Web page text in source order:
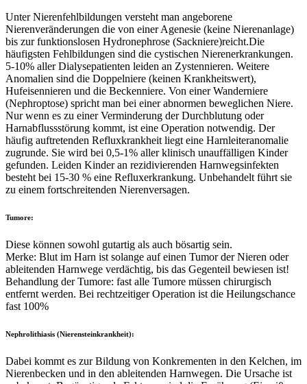
Unter Nierenfehlbildungen versteht man angeborene
Nierenveränderungen die von einer Agenesie (keine Nierenanlage)
bis zur funktionslosen Hydronephrose (Sackniere)reicht.Die
häufigsten Fehlbildungen sind die cystischen Nierenerkrankungen.
5-10% aller Dialysepatienten leiden an Zystennieren. Weitere
Anomalien sind die Doppelniere (keinen Krankheitswert),
Hufeisennieren und die Beckenniere. Von einer Wanderniere
(Nephroptose) spricht man bei einer abnormen beweglichen Niere.
Nur wenn es zu einer Verminderung der Durchblutung oder
Harnabflussstörung kommt, ist eine Operation notwendig. Der
häufig auftretenden Refluxkrankheit liegt eine Harnleiteranomalie
zugrunde. Sie wird bei 0,5-1% aller klinisch unauffälligen Kinder
gefunden. Leiden Kinder an rezidivierenden Harnwegsinfekten
besteht bei 15-30 % eine Refluxerkrankung. Unbehandelt führt sie
zu einem fortschreitenden Nierenversagen.
Tumore:
Diese können sowohl gutartig als auch bösartig sein.
Merke: Blut im Harn ist solange auf einen Tumor der Nieren oder
ableitenden Harnwege verdächtig, bis das Gegenteil bewiesen ist!
Behandlung der Tumore: fast alle Tumore müssen chirurgisch
entfernt werden. Bei rechtzeitiger Operation ist die Heilungschance
fast 100%
Nephrolithiasis (Nierensteinkrankheit):
Dabei kommt es zur Bildung von Konkrementen in den Kelchen, im
Nierenbecken und in den ableitenden Harnwegen. Die Ursache ist